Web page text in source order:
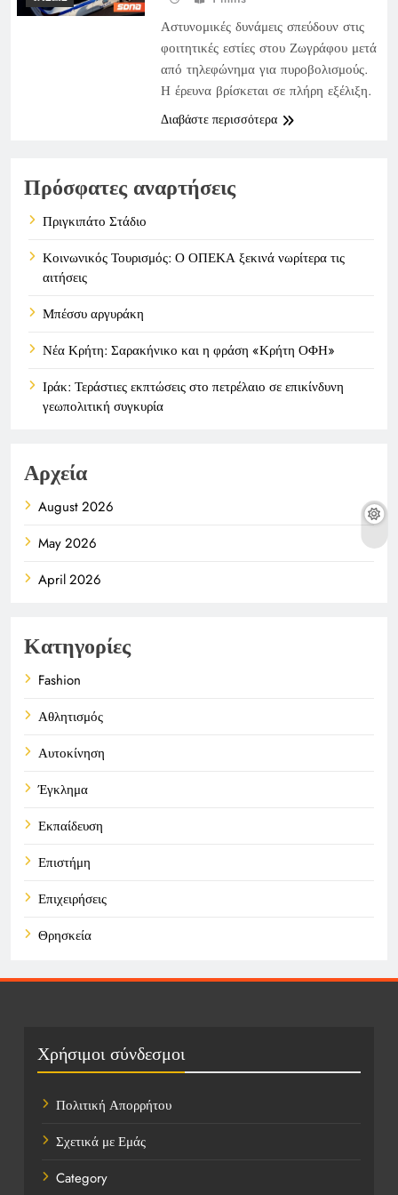
Αστυνομικές δυνάμεις σπεύδουν στις
φοιτητικές εστίες στου Ζωγράφου μετά
από τηλεφώνημα για πυροβολισμούς.
Η έρευνα βρίσκεται σε πλήρη εξέλιξη.
Διαβάστε περισσότερα
Πρόσφατες αναρτήσεις
Πριγκιπάτο Στάδιο
Κοινωνικός Τουρισμός: Ο ΟΠΕΚΑ ξεκινά νωρίτερα τις
αιτήσεις
Μπέσσυ αργυράκη
Νέα Κρήτη: Σαρακήνικο και η φράση «Κρήτη ΟΦΗ»
Ιράκ: Τεράστιες εκπτώσεις στο πετρέλαιο σε επικίνδυνη
γεωπολιτική συγκυρία
Αρχεία
August 2026
May 2026
April 2026
Κατηγορίες
Fashion
Αθλητισμός
Αυτοκίνηση
Έγκλημα
Εκπαίδευση
Επιστήμη
Επιχειρήσεις
Θρησκεία
Πολιτική
Τοποθεσίες
Χρήσιμοι σύνδεσμοι
Πολιτική Απορρήτου
Σχετικά με Εμάς
Category